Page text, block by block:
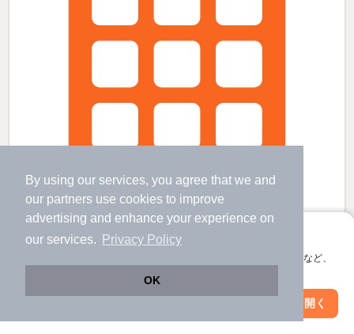
By using our services, you agree that we and
our partners use cookies to improve
advertising and enhance your experience on
our services.
Privacy Policy
OK
アプリに切り替えて、サクサクお部屋探し
会員登録なしですぐ使える。マップ検索やお気に入り保存など、
アプリを開く
LEDOME地御前の賃貸物件
宮内串戸駅 歩
絞り込み条件を変更